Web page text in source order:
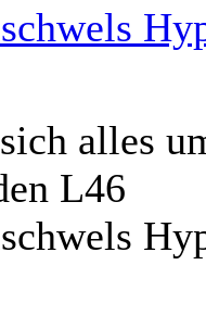
alles
L46